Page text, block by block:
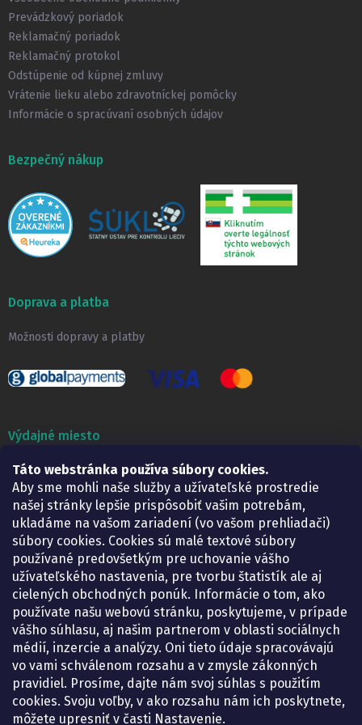
Táto webstránka používa súbory cookies.
Aby sme mohli naše služby a užívateľské prostredie
našej stránky lepšie prispôsobiť vašim potrebám,
ukladáme na vašom zariadení (vo vašom prehliadači)
súbory cookies. Cookies sú malé textové súbory
používané predovšetkým pre uchovanie vášho
užívateľského nastavenia, pre tvorbu štatistík ale aj
cielených obchodných ponúk. Informácie o tom, ako
používate našu webovú stránku, poskytujeme, v prípade
vášho súhlasu, aj našim partnerom v oblasti sociálnych
médií, inzercie a analýzy. Oni tieto údaje spracovávajú
vo vami schválenom rozsahu a v zmysle zákonných
pravidiel. Prosíme, dajte nám svoj súhlas s použitím
cookies. Svoju voľby, v ako rozsahu nám ich poskytnete,
môžete upresniť v časti Nastavenie.
Prevádzkový poriadok
Reklamačný poriadok
Reklamačný protokol
Odstúpenie od kúpnej zmluvy
Vrátenie lieku alebo zdravotníckej pomôcky
Informácie o spracúvaní osobných údajov
Bezpečný nákup
Doprava a platba
Možnosti dopravy a platby
Výdajné miesto
Lekáreň ADONAI
Košice – Smetanova 2
Pondelok:
07.30 – 15.30 h.
Utorok:
07.30 – 16.00 h.
Streda:
07.30 – 16.00 h.
Štvrtok:
07.30 – 15.30 h.
Piatok:
07.30 – 15.30 h.
KONTAKT
eshop@lekarenadonai.sk
+421 948 203 203
Nájdete nás na Facebooku.
lekarenadonai/